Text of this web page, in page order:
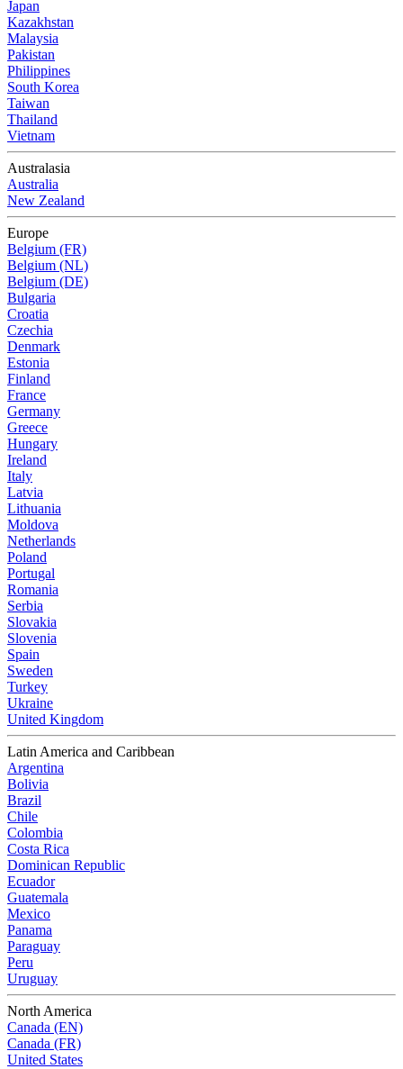
Japan
Kazakhstan
Malaysia
Pakistan
Philippines
South Korea
Taiwan
Thailand
Vietnam
Australasia
Australia
New Zealand
Europe
Belgium (FR)
Belgium (NL)
Belgium (DE)
Bulgaria
Croatia
Czechia
Denmark
Estonia
Finland
France
Germany
Greece
Hungary
Ireland
Italy
Latvia
Lithuania
Moldova
Netherlands
Poland
Portugal
Romania
Serbia
Slovakia
Slovenia
Spain
Sweden
Turkey
Ukraine
United Kingdom
Latin America and Caribbean
Argentina
Bolivia
Brazil
Chile
Colombia
Costa Rica
Dominican Republic
Ecuador
Guatemala
Mexico
Panama
Paraguay
Peru
Uruguay
North America
Canada (EN)
Canada (FR)
United States